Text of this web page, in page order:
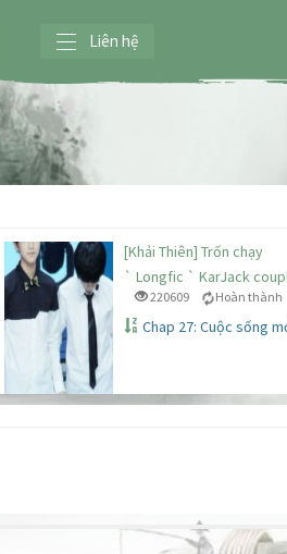
Liên hệ
[Khải Thiên] Trốn chạy
` Longfic ` KarJack
220609 Hoàn thành
Chap 27: Cuộc sống